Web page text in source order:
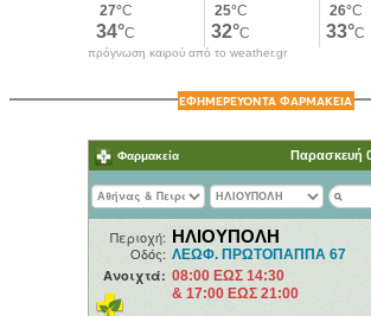
πρόγνωση καιρού από το weather.gr
ΕΦΗΜΕΡΕΥΟΝΤΑ ΦΑΡΜΑΚΕΙΑ